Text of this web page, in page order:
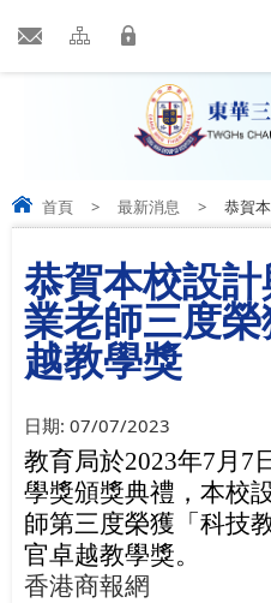
首頁 > 最新消息 > 恭賀
恭賀本校設
業老師三度
越教學獎
日期: 07/07/2023
教育局於2023年7月 7
學獎頒獎典禮， 本校
師第三度榮獲 「科技
官卓越教學獎。
香港商報網